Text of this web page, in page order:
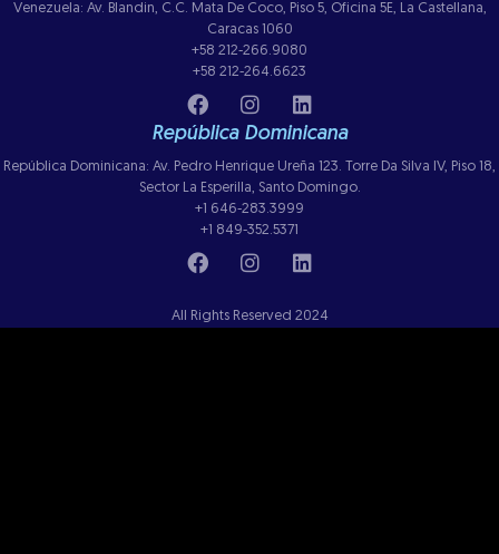
Venezuela: Av. Blandin, C.C. Mata De Coco, Piso 5, Oficina 5E, La Castellana,
Caracas 1060
+58 212-266.9080
+58 212-264.6623
República Dominicana
República Dominicana: Av. Pedro Henrique Ureña 123. Torre Da Silva IV, Piso 18,
Sector La Esperilla, Santo Domingo.
+1 646-283.3999
+1 849-352.5371
All Rights Reserved 2024